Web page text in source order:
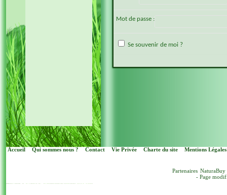
Mot de passe :
Se souvenir de moi ?
Accueil Qui sommes nous ? Contact Vie Privée Charte du site Mentions Légales
Partenaires NaturaBuy
- Page